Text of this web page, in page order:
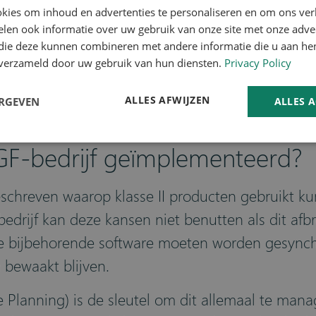
genoeg om te differentiëren in gewicht, en
met kleur, afmetingen en kwaliteit
met de software, dit maakt volledige
specificaties.
bedrijf geïmplementeerd?
waarop klasse II producten gebruikt
kan deze kansen niet benutten als dit
software moeten worden
blijven.
Planning) is de sleutel om dit allemaal te
om inhoud en advertenties te personaliseren en om ons
ook informatie over uw gebruik van onze site met onze
deze kunnen combineren met andere informatie die u aan
door uw gebruik van hun diensten. Privacy Policy
ALLES
ALLES AFWIJZEN